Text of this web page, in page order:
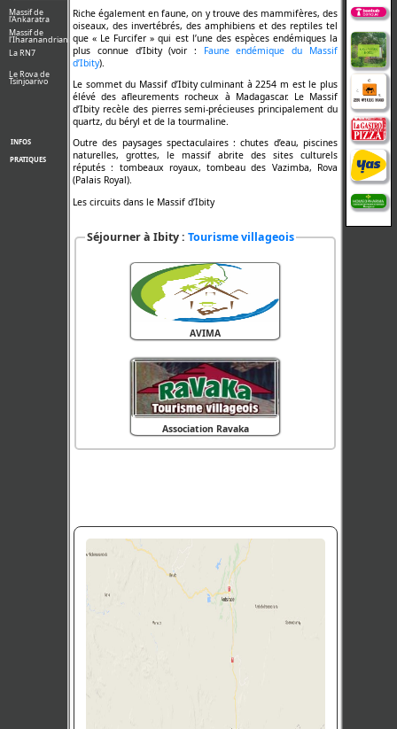
Massif de
l'Ankaratra
Massif de
l'Iharanandriana
La RN7
Le Rova de
Tsinjoarivo
INFOS
PRATIQUES
Riche également en faune, on y trouve des mammifères, des
oiseaux, des invertébrés, des amphibiens et des reptiles tel
que « Le Furcifer » qui est l’une des espèces endémiques la
plus connue d’Ibity (voir : Faune endémique du Massif
d’Ibity).
Le sommet du Massif d’Ibity culminant à 2254 m est le plus
élévé des afleurements rocheux à Madagascar. Le Massif
d’Ibity recèle des pierres semi-précieuses principalement du
quartz, du béryl et de la tourmaline.
Outre des paysages spectaculaires : chutes d’eau, piscines
naturelles, grottes, le massif abrite des sites culturels
réputés : tombeaux royaux, tombeau des Vazimba, Rova
(Palais Royal).
Les circuits dans le Massif d’Ibity
Séjourner à Ibity :Tourisme villageois
AVIMA
Association Ravaka